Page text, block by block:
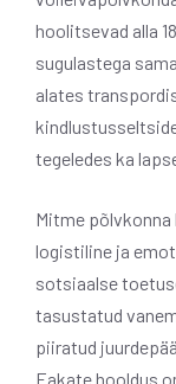
hoolitsevad alla
sugulastega
alates
tegeledes ka
Mitme põlvkonna
logistiline ja
sotsiaalse
tasustatud
piiratud
Eakate hooldus